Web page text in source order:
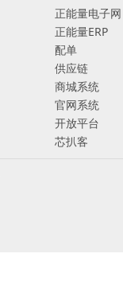
正能量电子网
正能量ERP
配单
供应链
商城系统
官网系统
开放平台
芯扒客